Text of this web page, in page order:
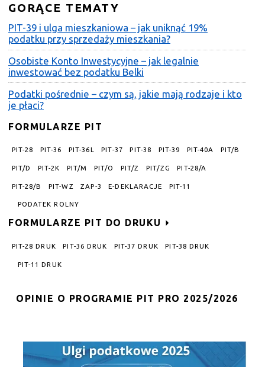
GORĄCE TEMATY
PIT-39 i ulga mieszkaniowa – jak uniknąć 19%
podatku przy sprzedaży mieszkania?
Osobiste Konto Inwestycyjne – jak legalnie
inwestować bez podatku Belki
Podatki pośrednie – czym są, jakie mają rodzaje i kto
je płaci?
FORMULARZE PIT
PIT-28 PIT-36 PIT-36L PIT-37 PIT-38 PIT-39 PIT-40A PIT/B
PIT/D PIT-2K PIT/M PIT/O PIT/Z PIT/ZG PIT-28/A
PIT-28/B PIT-WZ ZAP-3 E-DEKLARACJE PIT-11
PODATEK ROLNY
FORMULARZE PIT DO DRUKU
PIT-28 DRUK PIT-36 DRUK PIT-37 DRUK PIT-38 DRUK
PIT-11 DRUK
OPINIE O PROGRAMIE PIT PRO 2025/2026